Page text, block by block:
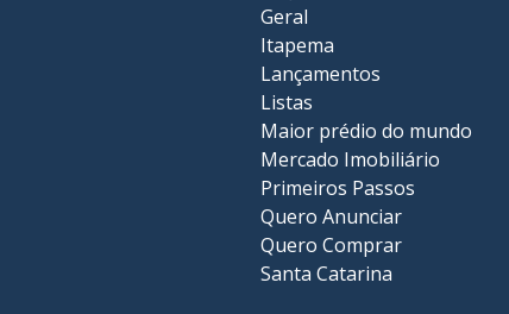
Geral
Itapema
Lançamentos
Listas
Maior prédio do mundo
Mercado Imobiliário
Primeiros Passos
Quero Anunciar
Quero Comprar
Santa Catarina